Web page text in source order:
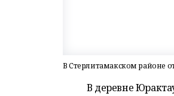
В Стерлитамакском районе
В деревне